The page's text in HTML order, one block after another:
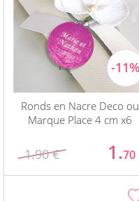
Ronds en Nacre Deco ou
Marque Place 4 cm x6
1.90 € 1.70